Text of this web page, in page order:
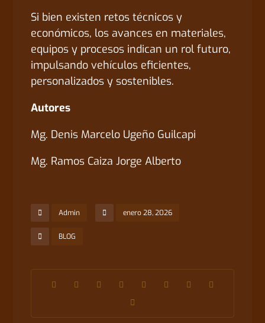
Si bien existen retos técnicos y
económicos, los avances en materiales,
equipos y procesos indican un rol futuro,
impulsando vehículos eficientes,
personalizados y sostenibles.
Autores
Mg. Denis Marcelo Ugeño Guilcapi
Mg. Ramos Caiza Jorge Alberto
Admin enero 28, 2026
BLOG